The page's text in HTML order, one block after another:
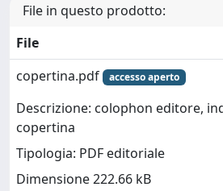
File in questo prodotto:
File
copertina.pdf
accesso aperto
Descrizione: colophon editore,
copertina
Tipologia: PDF editoriale
Dimensione 222.66 kB